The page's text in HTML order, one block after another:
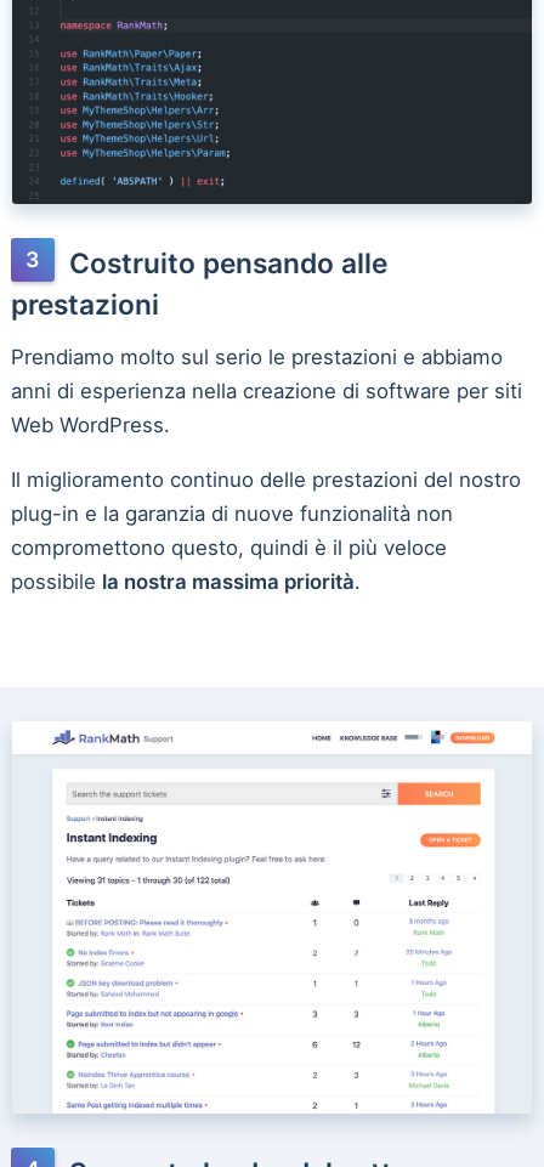
Costruito pensando alle
prestazioni
Prendiamo molto sul serio le prestazioni e abbiamo
anni di esperienza nella creazione di software per siti
Web WordPress.
Il miglioramento continuo delle prestazioni del nostro
plug-in e la garanzia di nuove funzionalità non
compromettono questo, quindi è il più veloce
possibile la nostra massima priorità.